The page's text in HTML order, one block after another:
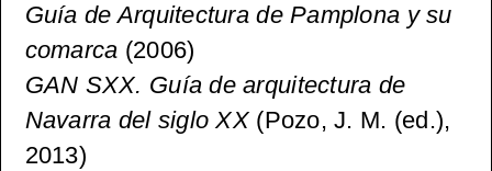
Guía de Arquitectura de Pamplona y su
comarca (2006)
GAN SXX. Guía de arquitectura de
Navarra del siglo XX (Pozo, J. M. (ed.),
2013)